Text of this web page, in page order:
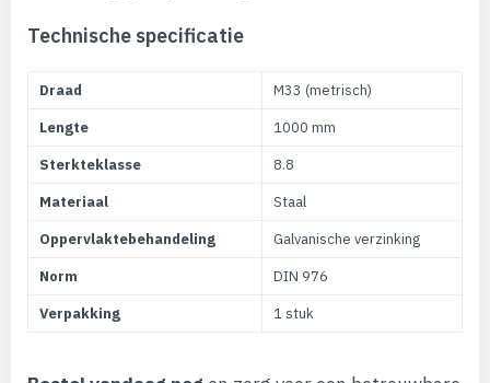
Technische specificatie
Draad
M33 (metrisch)
Lengte
1000 mm
Sterkteklasse
8.8
Materiaal
Staal
Oppervlaktebehandeling
Galvanische verzinking
Norm
DIN 976
Verpakking
1 stuk